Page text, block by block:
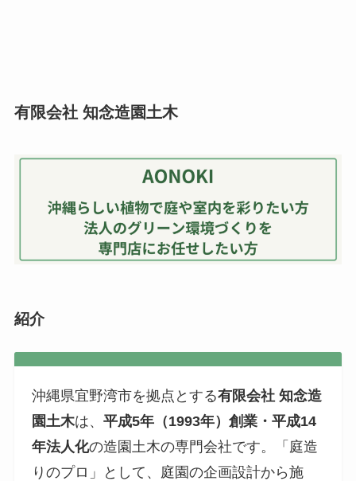
有限会社 知念造園土木
紹介
沖縄県宜野湾市を拠点とする有限会社 知念造
園土木は、平成5年（1993年）創業・平成14
年法人化の造園土木の専門会社です。「庭造
りのプロ」として、庭園の企画設計から施